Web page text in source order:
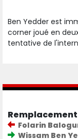
Ben Yedder est
corner joué en
tentative de
Folarin
Wissam Ben